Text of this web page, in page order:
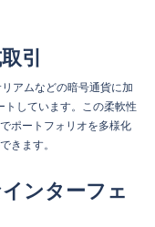
引
アムなどの暗号通貨に加
トしています。この柔軟性
ポートフォリオを多様化
きます。
ンターフェ